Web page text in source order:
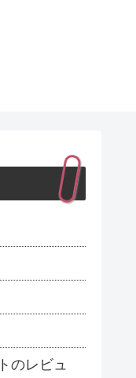
のレビュ